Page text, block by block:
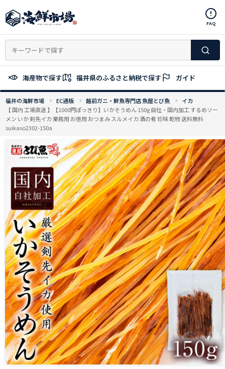
ン
ン
へ
ッ
FAQ
海産物で探す 福井県のふるさと納税で探す ガイド
福井の海鮮市場 EC通販 越前ガニ・鮮魚専門店 魚屋とび魚
イカ
【 国内 工場直送 】【1000円ぽっきり】いかそうめん 150g 自社・国内加工 するめソー
メン いか 剣先イカ 業務用 お徳用 おつまみ スルメイカ 酒の肴 珍味 乾物 送料無料
suikaso2302-150a